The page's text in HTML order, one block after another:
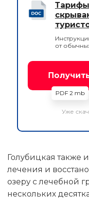
от
PDF 2 mb
Уже
Голубицкая также
лечения и
озеру с лечебной
нескольких